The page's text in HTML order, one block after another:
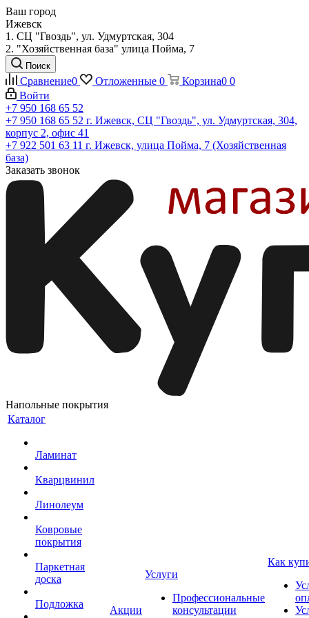
Ваш город
Ижевск
1. СЦ "Гвоздь", ул. Удмуртская, 304
2. "Хозяйственная база" улица Пойма, 7
Поиск
Сравнение0 Отложенные 0 Корзина0 0
Войти
+7 950 168 65 52
+7 950 168 65 52 г. Ижевск, СЦ "Гвоздь", ул. Удмуртская, 304,
корпус 2, офис 41
+7 922 501 63 11 г. Ижевск, улица Пойма, 7 (Хозяйственная
база)
Заказать звонок
Напольные покрытия
Каталог
Ламинат
Кварцвинил
Линолеум
Ковровые
покрытия
Паркетная
доска
Подложка
Акции
Услуги
Профессиональные
консультации
Как